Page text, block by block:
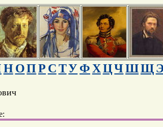
Н ОПР СТУФ ХЦЧШЩ